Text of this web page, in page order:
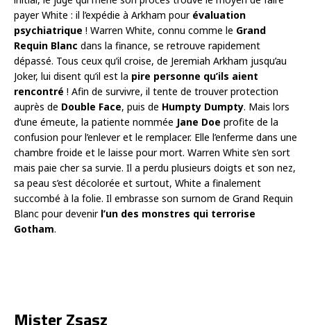
payer White : il l’expédie à Arkham pour évaluation
psychiatrique ! Warren White, connu comme le Grand
Requin Blanc dans la finance, se retrouve rapidement
dépassé. Tous ceux qu’il croise, de Jeremiah Arkham jusqu’au
Joker, lui disent qu’il est la pire personne qu’ils aient
rencontré ! Afin de survivre, il tente de trouver protection
auprès de Double Face, puis de Humpty Dumpty. Mais lors
d’une émeute, la patiente nommée Jane Doe profite de la
confusion pour l’enlever et le remplacer. Elle l’enferme dans une
chambre froide et le laisse pour mort. Warren White s’en sort
mais paie cher sa survie. Il a perdu plusieurs doigts et son nez,
sa peau s’est décolorée et surtout, White a finalement
succombé à la folie. Il embrasse son surnom de Grand Requin
Blanc pour devenir l’un des monstres qui terrorise
Gotham.
Mister Zsasz